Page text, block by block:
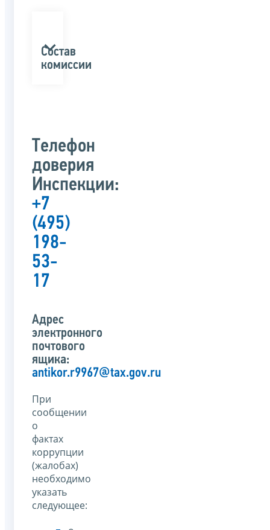
Состав
комиссии
Телефон
доверия
Инспекции:
+7
(495)
198-
53-
17
Адрес
электронного
почтового
ящика:
antikor.r9967@tax.gov.ru
При
сообщении
о
фактах
коррупции
(жалобах)
необходимо
указать
следующее: